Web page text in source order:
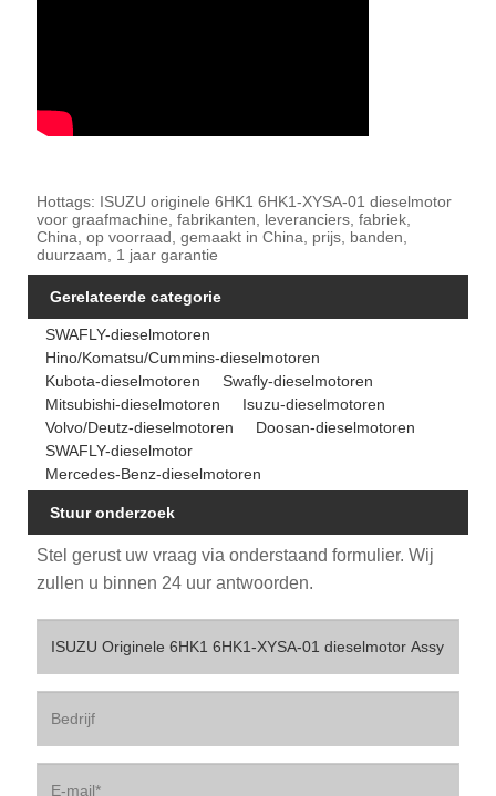
Hottags: ISUZU originele 6HK1 6HK1-XYSA-01 dieselmotor
voor graafmachine, fabrikanten, leveranciers, fabriek,
China, op voorraad, gemaakt in China, prijs, banden,
duurzaam, 1 jaar garantie
Gerelateerde categorie
SWAFLY-dieselmotoren
Hino/Komatsu/Cummins-dieselmotoren
Kubota-dieselmotoren
Swafly-dieselmotoren
Mitsubishi-dieselmotoren
Isuzu-dieselmotoren
Volvo/Deutz-dieselmotoren
Doosan-dieselmotoren
SWAFLY-dieselmotor
Mercedes-Benz-dieselmotoren
Stuur onderzoek
Stel gerust uw vraag via onderstaand formulier. Wij
zullen u binnen 24 uur antwoorden.